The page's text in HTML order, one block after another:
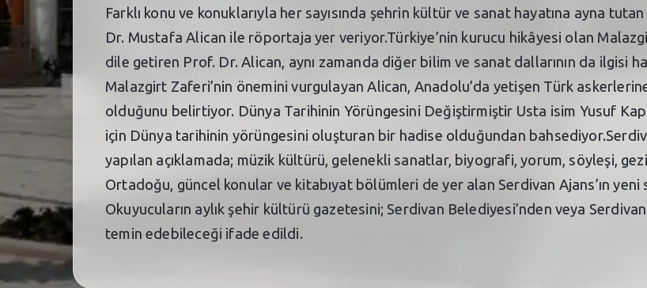
Farklı konu ve konuklarıyla her sayısında şehrin kültür ve sanat hayatına ayna
Dr. Mustafa Alican ile röportaja yer veriyor.Türkiye’nin kurucu hikâyesi olan
dile getiren Prof. Dr. Alican, aynı zamanda diğer bilim ve sanat dallarının da ilgisi
Malazgirt Zaferi’nin önemini vurgulayan Alican, Anadolu’da yetişen Türk
olduğunu belirtiyor. Dünya Tarihinin Yörüngesini Değiştirmiştir Usta isim Yusuf
için Dünya tarihinin yörüngesini oluşturan bir hadise olduğundan
yapılan açıklamada; müzik kültürü, gelenekli sanatlar, biyografi, yorum, söyleşi,
Ortadoğu, güncel konular ve kitabıyat bölümleri de yer alan Serdivan Ajans’ın
Okuyucuların aylık şehir kültürü gazetesini; Serdivan Belediyesi’nden veya
temin edebileceği ifade edildi.